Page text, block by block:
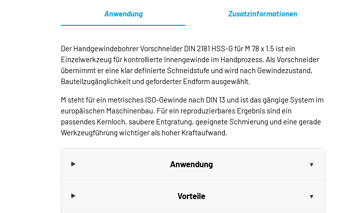
Anwendung Zusatzinformationen
Der Handgewindebohrer Vorschneider DIN 2181 HSS-G für M 78 x 1.5 ist ein
Einzelwerkzeug für kontrollierte Innengewinde im Handprozess. Als Vorschneider
übernimmt er eine klar definierte Schneidstufe und wird nach Gewindezustand,
Bauteilzugänglichkeit und geforderter Endform ausgewählt.
M steht für ein metrisches ISO-Gewinde nach DIN 13 und ist das gängige System im
europäischen Maschinenbau. Für ein reproduzierbares Ergebnis sind ein
passendes Kernloch, saubere Entgratung, geeignete Schmierung und eine gerade
Werkzeugführung wichtiger als hoher Kraftaufwand.
Anwendung
Vorteile